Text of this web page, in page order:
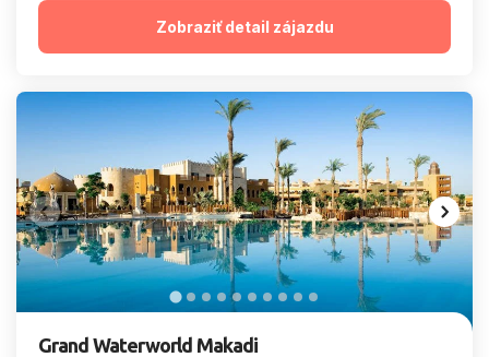
Zobraziť detail zájazdu
Grand Waterworld Makadi